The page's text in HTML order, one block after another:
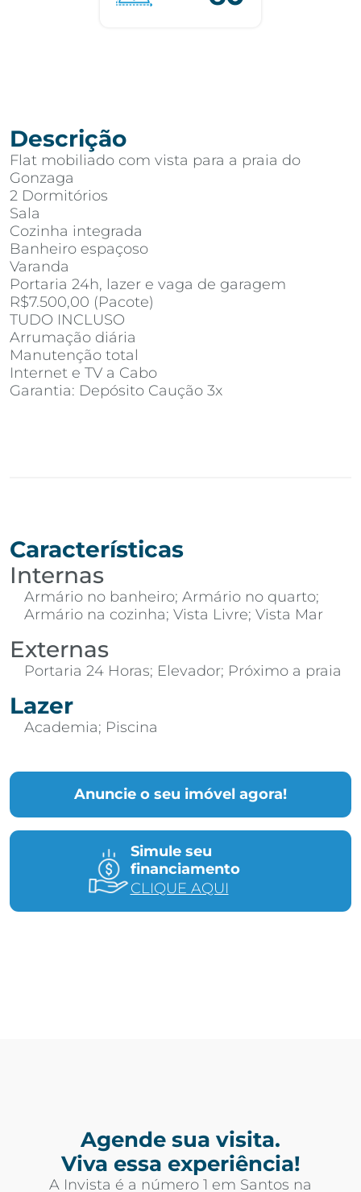
Descrição
Flat mobiliado com vista para a praia do
Gonzaga
2 Dormitórios
Sala
Cozinha integrada
Banheiro espaçoso
Varanda
Portaria 24h, lazer e vaga de garagem
R$7.500,00 (Pacote)
TUDO INCLUSO
Arrumação diária
Manutenção total
Internet e TV a Cabo
Garantia: Depósito Caução 3x
Anuncie o seu imóvel agora!
Simule seu
financiamento
CLIQUE AQUI
Características
Internas
Armário no banheiro; Armário no quarto;
Armário na cozinha; Vista Livre; Vista Mar
Externas
Portaria 24 Horas; Elevador; Próximo a praia
Lazer
Academia; Piscina
Agende sua visita.
Viva essa experiência!
A Invista é a número 1 em Santos na